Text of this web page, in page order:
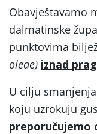
Obavještavamo
dalmatinske
punktovima
oleae) iznad
U cilju
koju uzrokuju